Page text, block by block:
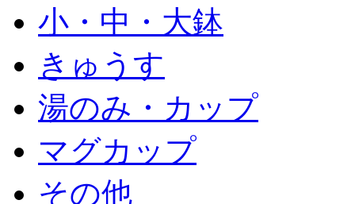
小・中・大鉢
きゅうす
湯のみ・カップ
マグカップ
その他